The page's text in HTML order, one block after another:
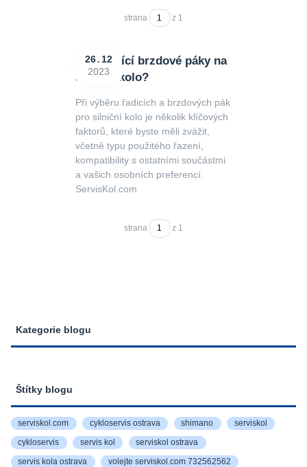
Kategorie blogu
Štítky blogu
serviskol.com cykloservis ostrava shimano serviskol
cykloservis servis kol serviskol ostrava
servis kola ostrava volejte serviskol.com 732562562
strana z 1
Jaké řadící brzdové páky na
silniční kolo?
26
12
2023
Při výběru řadicích a brzdových pák
pro silniční kolo je několik klíčových
faktorů, které byste měli zvážit,
včetně typu použitého řazení,
kompatibility s ostatními součástmi
a vašich osobních preferencí.
ServisKol.com
strana z 1